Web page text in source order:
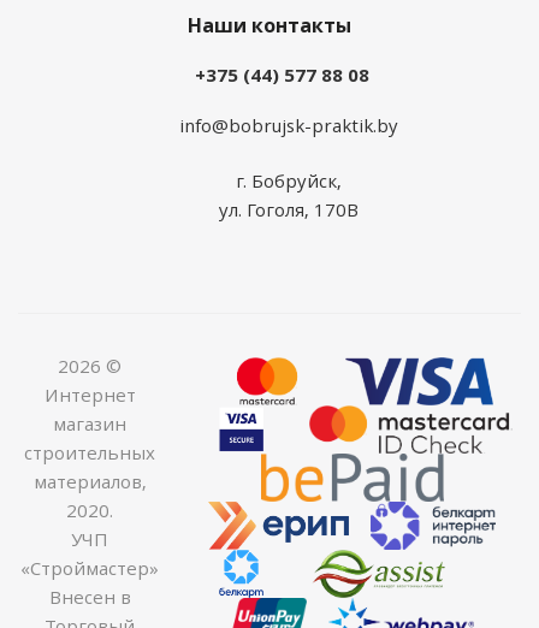
Наши контакты
+375 (44) 577 88 08
info@bobrujsk-praktik.by
г. Бобруйск,
ул. Гоголя, 170В
2026 ©
Интернет
магазин
строительных
материалов,
2020.
УЧП
«Строймастер»
Внесен в